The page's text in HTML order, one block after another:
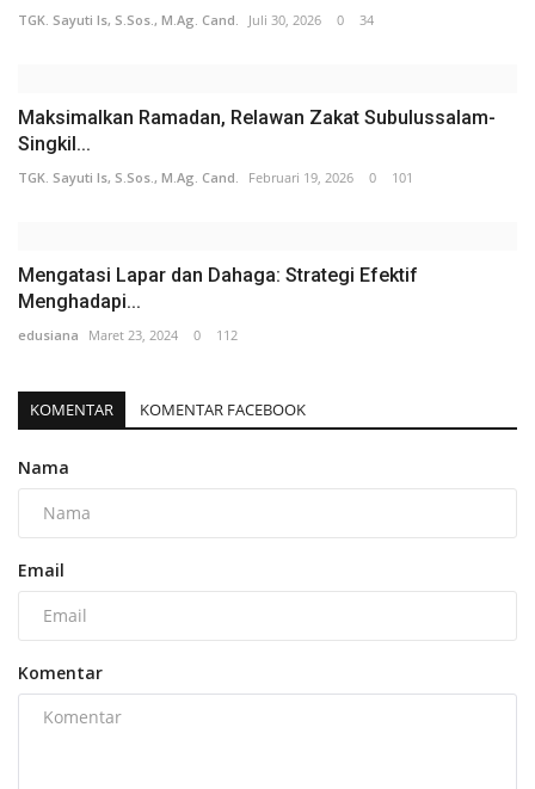
TGK. Sayuti Is, S.Sos., M.Ag. Cand. Juli 30, 2026 0 34
Maksimalkan Ramadan, Relawan Zakat Subulussalam-
Singkil...
TGK. Sayuti Is, S.Sos., M.Ag. Cand. Februari 19, 2026 0 101
Mengatasi Lapar dan Dahaga: Strategi Efektif
Menghadapi...
edusiana Maret 23, 2024 0 112
KOMENTAR KOMENTAR FACEBOOK
Nama
Email
Komentar